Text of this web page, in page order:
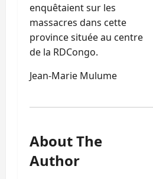
enquêtaient sur les
massacres dans cette
province située au centre
de la RDCongo.
Jean-Marie Mulume
About The
Author